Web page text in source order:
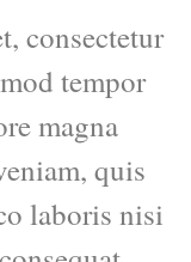
consectetur
tempor
magna
quis
laboris nisi